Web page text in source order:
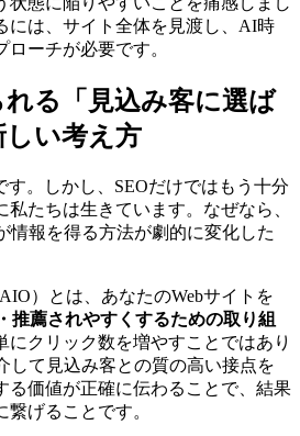
には、サイト全体を見渡し、AI時
ーチが必要です。
る「見込み客に選ば
い考え方
す。しかし、SEOだけではもう十分
たちは生きています。なぜなら、
情報を得る方法が劇的に変化した
）とは、あなたのWebサイトを
推薦されやすくするための取り組
にクリック数を増やすことではあり
して見込み客との質の高い接点を
る価値が正確に伝わることで、結果
げることです。